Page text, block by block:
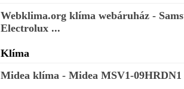
Webklima.org klíma webáruház -
Electrolux ...
Klíma
Midea klíma - Midea MSV1-